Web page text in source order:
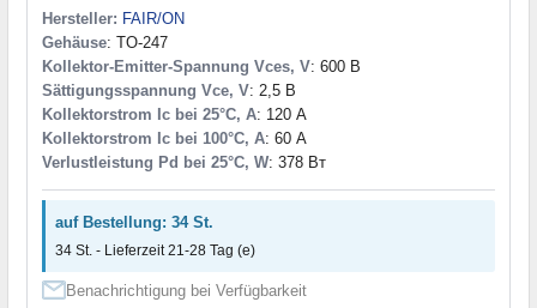
Hersteller: FAIR/ON
Gehäuse: TO-247
Kollektor-Emitter-Spannung Vces, V: 600 В
Sättigungsspannung Vce, V: 2,5 В
Kollektorstrom Ic bei 25°C, A: 120 А
Kollektorstrom Ic bei 100°C, A: 60 А
Verlustleistung Pd bei 25°C, W: 378 Вт
auf Bestellung: 34 St.
34 St. - Lieferzeit 21-28 Tag (e)
Benachrichtigung bei Verfügbarkeit